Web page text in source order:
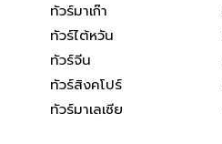
ทัวร์มาเก๊า
ทัวร์ไต้หวัน
ทัวร์จีน
ทัวร์สิงคโปร์
ทัวร์มาเลเซีย